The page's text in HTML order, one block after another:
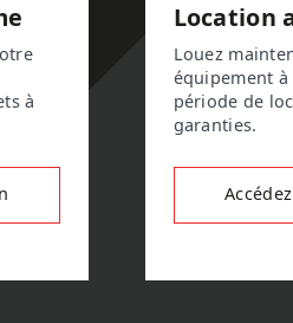
à
Location
Louez
équipement
période de
garanties.